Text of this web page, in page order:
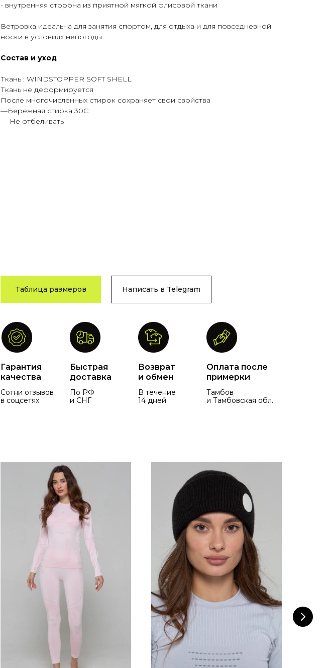
- внутренняя сторона из приятной мягкой флисовой ткани
Ветровка идеальна для занятия спортом, для отдыха и для повседневной
носки в условиях непогоды.
Состав и уход
Ткань : WINDSTOPPER SOFT SHELL
Ткань не деформируется
После многочисленных стирок сохраняет свои свойства
—Бережная стирка 30C
— Не отбеливать
Написать в Telegram
Таблица размеров
Гарантия
качества
Возврат
и обмен
Быстрая
доставка
Оплата после
примерки
Тамбов
и Тамбовская обл.
В течение
14 дней
По РФ
и СНГ
Сотни отзывов
в соцсетях